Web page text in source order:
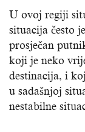
U ovoj regiji
situacija često
prosječan
koji je neko
destinacija, i
u sadašnjoj
nestabilne